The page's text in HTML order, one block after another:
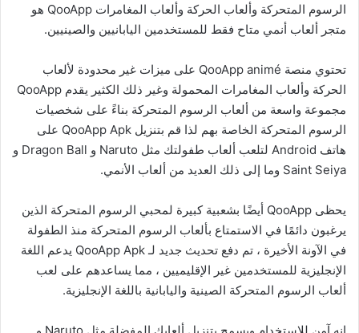
الرسوم المتحركة وألعاب الحركة وألعاب المغامرات QooApp هو
متجر ألعاب أنمي متاح فقط للمستخدمين اليابانيين والصينيين.
تحتوي منصة QooApp animé على ميزات غير محدودة لألعاب
الحركة وألعاب المغامرات المحمولة وغير ذلك الكثير يقدم QooApp
مجموعة واسعة من ألعاب الرسوم المتحركة بناءً على شخصيات
الرسوم المتحركة الخاصة بهم لذا قم بتنزيل QooApp Apk على
هاتف Android لتلعب ألعاب طفولتك مثل Naruto و Dragon Ball و
Saint Seiya وما إلى ذلك العديد من ألعاب الأنمي.
يحظى QooApp أيضًا بشعبية كبيرة لمحبي الرسوم المتحركة الذين
يرغبون دائمًا في الاستمتاع بألعاب الرسوم المتحركة منذ الطفولة
في الآونة الأخيرة ، تم دفع تحديث جديد لـ QooApp Apk يدعم اللغة
الإنجليزية للمستخدمين غير الإقليميين ، مما يساعدهم على لعب
ألعاب الرسوم المتحركة الصينية واليابانية باللغة الإنجليزية.